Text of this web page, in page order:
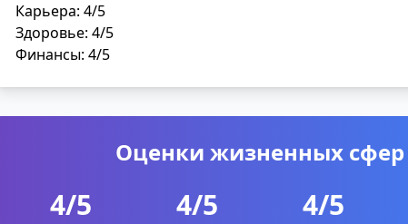
Карьера: 4/5
Здоровье: 4/5
Финансы: 4/5
Оценки жизненных сфер
4/5 4/5 4/5